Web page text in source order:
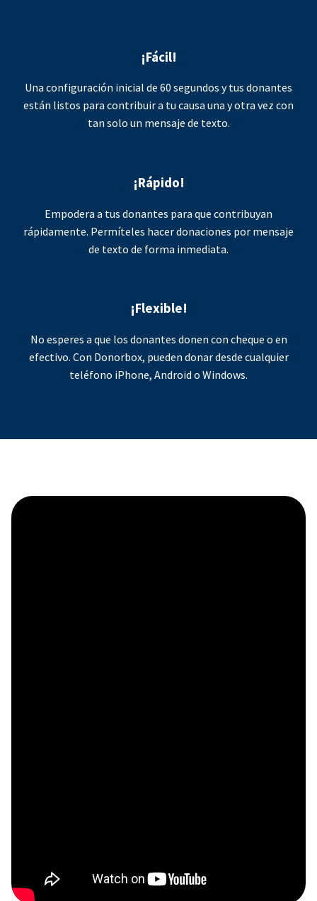
¡Fácil!
Una configuración inicial de 60 segundos y tus donantes
están listos para contribuir a tu causa una y otra vez con
tan solo un mensaje de texto.
¡Rápido!
Empodera a tus donantes para que contribuyan
rápidamente. Permíteles hacer donaciones por mensaje
de texto de forma inmediata.
¡Flexible!
No esperes a que los donantes donen con cheque o en
efectivo. Con Donorbox, pueden donar desde cualquier
teléfono iPhone, Android o Windows.